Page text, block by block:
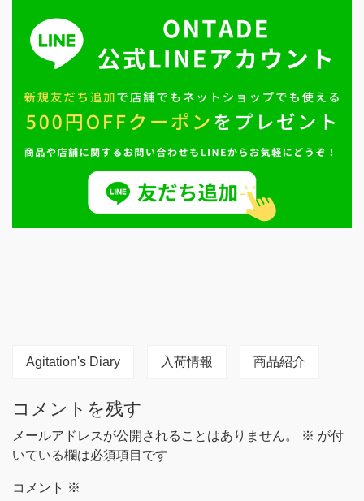
Agitation's Diary 入荷情報 商品紹介
コメントを残す
メールアドレスが公開されることはありません。 ※ が付
いている欄は必須項目です
コメント ※